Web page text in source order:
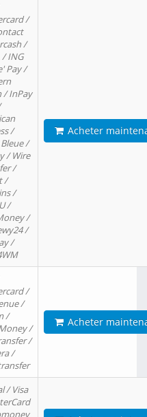
/
/
/ ING
Pay /
/ InPay
/
/
/ Wire
/
/
/
/
/
/
/
Acheter
/
/
/
/
/
/
Acheter
/ Visa